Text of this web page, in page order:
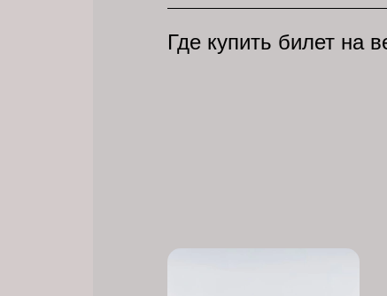
Узнать точную
категории, что позволит
Где купить билет на